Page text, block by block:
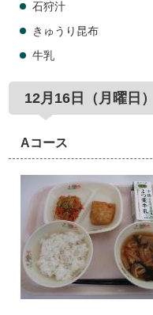
石狩汁
きゅうり昆布
牛乳
12月16日（月曜日）
Aコース